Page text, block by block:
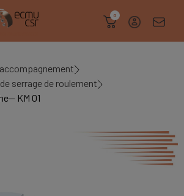
0
serrage de roulement
KM 01